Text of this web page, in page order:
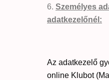
Személyes
adatkezelőnél:
Az adatkezelő
online Klubot